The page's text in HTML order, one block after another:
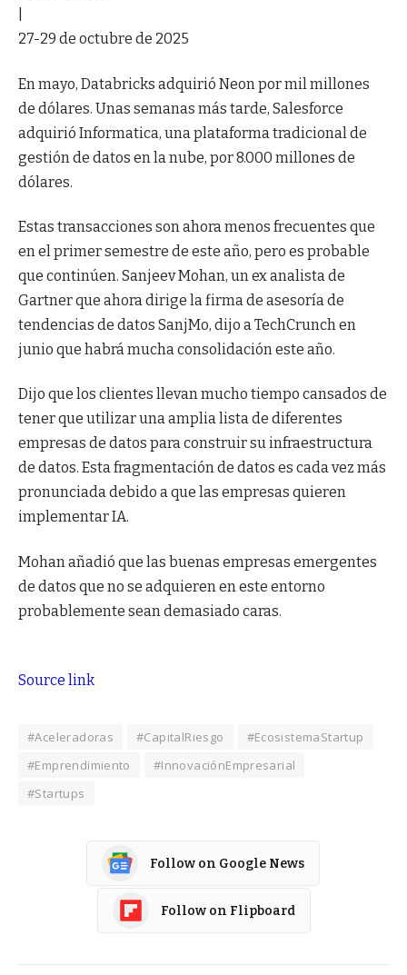
27-29 de octubre de 2025
En mayo, Databricks adquirió Neon por mil millones
de dólares. Unas semanas más tarde, Salesforce
adquirió Informatica, una plataforma tradicional de
gestión de datos en la nube, por 8.000 millones de
dólares.
Estas transacciones son ahora menos frecuentes que
en el primer semestre de este año, pero es probable
que continúen. Sanjeev Mohan, un ex analista de
Gartner que ahora dirige la firma de asesoría de
tendencias de datos SanjMo, dijo a TechCrunch en
junio que habrá mucha consolidación este año.
Dijo que los clientes llevan mucho tiempo cansados ​​de
tener que utilizar una amplia lista de diferentes
empresas de datos para construir su infraestructura
de datos. Esta fragmentación de datos es cada vez más
pronunciada debido a que las empresas quieren
implementar IA.
Mohan añadió que las buenas empresas emergentes
de datos que no se adquieren en este entorno
probablemente sean demasiado caras.
Source link
#Aceleradoras #CapitalRiesgo
#EcosistemaStartup
#Emprendimiento
#InnovaciónEmpresarial
#Startups
Follow on Google News
Follow on Flipboard